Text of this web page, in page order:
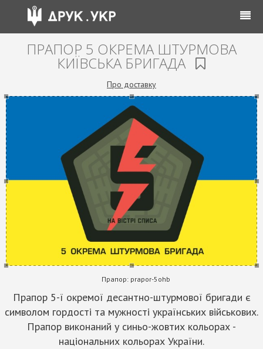
ПРАПОР 5 ОКРЕМА ШТУРМОВА
КИЇВСЬКА БРИГАДА
Про доставку
Прапор: prapor-5ohb
Прапор 5-ї окремої десантно-штурмової бригади є
символом гордості та мужності українських військових.
Прапор виконаний у синьо-жовтих кольорах -
національних кольорах України.